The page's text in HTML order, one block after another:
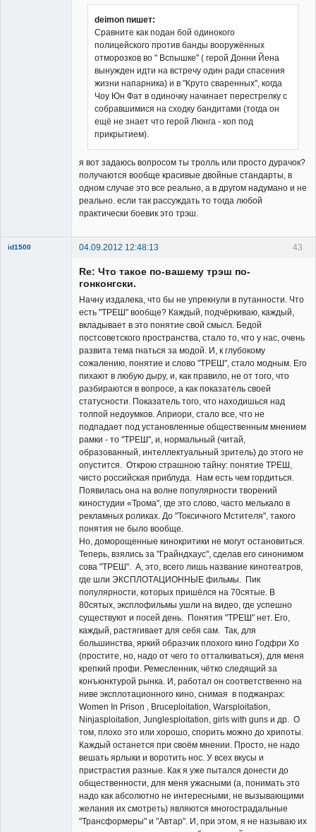
deimon пишет:
Сравните как подан бой одинокого
полицейского против банды вооружённых
отморозков во " Вспышке" ( герой Донни Йена
вынужден идти на встречу один ради спасения
жизни напарника) и в "Круто сваренных", когда
Чоу Юн Фат в одиночку начинает перестрелку с
собравшимися на сходку бандитами (тогда он
ещё не знает что герой Люнга - коп под
прикрытием).
я вот задаюсь вопросом ты тролль или просто дурачок?
получаются вообще красивые двойные стандарты, в
одном случае это все реально, а в другом надумано и не
реально. если так рассуждать то тогда любой
практически боевик это трэш.
43
id1500
04.09.2012 12:48:13
Re: Что такое по-вашему трэш по-
гонконгски.
Начну издалека, что бы не упрекнули в путанности. Что
есть "ТРЕШ" вообще? Каждый, подчёркиваю, каждый,
вкладывает в это понятие свой смысл. Бедой
постсоветского пространства, стало то, что у нас, очень
развита тема гнаться за модой. И, к глубокому
сожалению, понятие и слово "ТРЕШ", стало модным. Его
пихают в любую дыру, и, как правило, не от того, что
разбираются в вопросе, а как показатель своей
статусности. Показатель того, что находишься над
толпой недоумков. Априори, стало все, что не
подпадает под установленные общественным мнением
рамки - то "ТРЕШ", и, нормальный (читай,
образованный, интеллектуальный зритель) до этого не
опустится. Открою страшною тайну: понятие ТРЕШ,
чисто российская приблуда. Нам есть чем гордиться.
Появилась она на волне популярности творений
киностудии «Трома", где это слово, часто мелькало в
рекламных роликах. До "Токсичного Мстителя", такого
понятия не было вообще.
Но, доморощенные кинокритики не могут остановиться.
Теперь, взялись за "Грайндхаус", сделав его синонимом
сова "ТРЕШ". А, это, всего лишь название кинотеатров,
где шли ЭКСПЛОТАЦИОННЫЕ фильмы. Пик
популярности, которых пришёлся на 70сятые. В
80сятых, эксплофильмы ушли на видео, где успешно
существуют и посей день. Понятия "ТРЕШ" нет. Его,
каждый, растягивает для себя сам. Так, для
большинства, яркий образчик плохого кино Годфри Хо
(простите, но, надо от чего то отталкиваться), для меня
крепкий профи. Ремесленник, чётко следящий за
конъюнктурой рынка. И, работал он соответственно на
ниве эксплотационного кино, снимая в поджанрах:
Women In Prison , Bruceploitation, Warsploitation,
Ninjasploitation, Junglesploitation, girls with guns и др. О
том, плохо это или хорошо, спорить можно до хрипоты.
Каждый останется при своём мнении. Просто, не надо
вешать ярлыки и воротить нос. У всех вкусы и
пристрастия разные. Как я уже пытался донести до
общественности, для меня ужасными (а, понимать это
надо как абсолютно не интересными, не вызывающими
желания их смотреть) являются многострадальные
"Трансформеры" и "Автар". И, при этом, я не называю их